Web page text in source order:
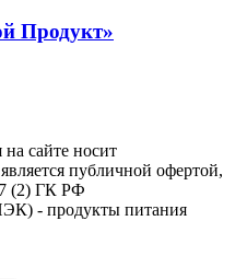
Продукт»
сайте носит
публичной офертой,
(2) ГК РФ
- продукты питания